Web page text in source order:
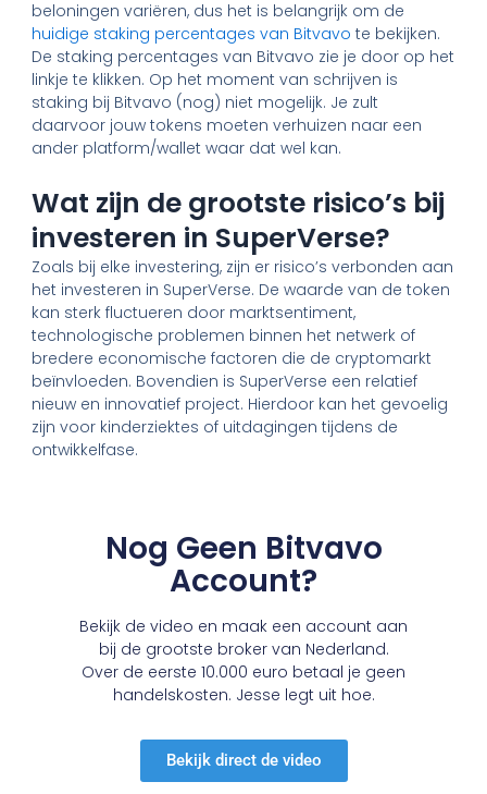
beloningen variëren, dus het is belangrijk om de
huidige staking percentages van Bitvavo te bekijken.
De staking percentages van Bitvavo zie je door op het
linkje te klikken. Op het moment van schrijven is
staking bij Bitvavo (nog) niet mogelijk. Je zult
daarvoor jouw tokens moeten verhuizen naar een
ander platform/wallet waar dat wel kan.
Wat zijn de grootste risico’s bij
investeren in SuperVerse?
Zoals bij elke investering, zijn er risico’s verbonden aan
het investeren in SuperVerse. De waarde van de token
kan sterk fluctueren door marktsentiment,
technologische problemen binnen het netwerk of
bredere economische factoren die de cryptomarkt
beïnvloeden. Bovendien is SuperVerse een relatief
nieuw en innovatief project. Hierdoor kan het gevoelig
zijn voor kinderziektes of uitdagingen tijdens de
ontwikkelfase.
Nog Geen Bitvavo
Account?
Bekijk de video en maak een account aan
bij de grootste broker van Nederland.
Over de eerste 10.000 euro betaal je geen
handelskosten. Jesse legt uit hoe.
Bekijk direct de video